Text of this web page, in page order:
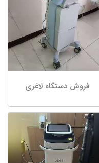
فروش دستگاه لاغری